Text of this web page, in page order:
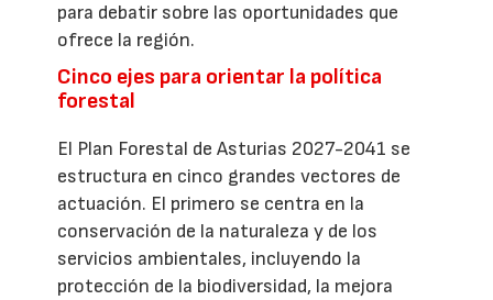
para debatir sobre las oportunidades que
ofrece la región.
Cinco ejes para orientar la política
forestal
El Plan Forestal de Asturias 2027-2041 se
estructura en cinco grandes vectores de
actuación. El primero se centra en la
conservación de la naturaleza y de los
servicios ambientales, incluyendo la
protección de la biodiversidad, la mejora